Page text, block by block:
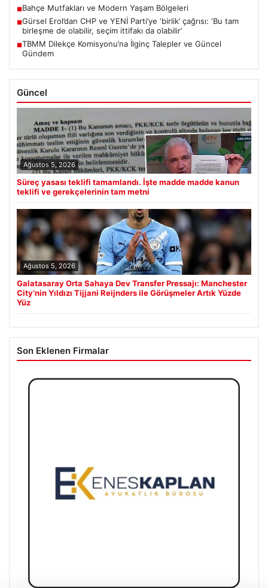
■Bahçe Mutfakları ve Modern Yaşam Bölgeleri
■Gürsel Erol’dan CHP ve YENİ Parti’ye ‘birlik’ çağrısı: ‘Bu tam
birleşme de olabilir, seçim ittifakı da olabilir’
■TBMM Dilekçe Komisyonu’na İlginç Talepler ve Güncel
Gündem
Güncel
Ağustos 5, 2026
Süreç yasası teklifi tamamlandı. İşte madde madde kanun
teklifi ve gerekçelerinin tam metni
Ağustos 5, 2026
Galatasaray Orta Sahaya Dev Transfer Pressajı: Manchester
City’nin Yıldızı Tijjani Reijnders ile Görüşmeler Artık Yüzde
Yüz
Son Eklenen Firmalar